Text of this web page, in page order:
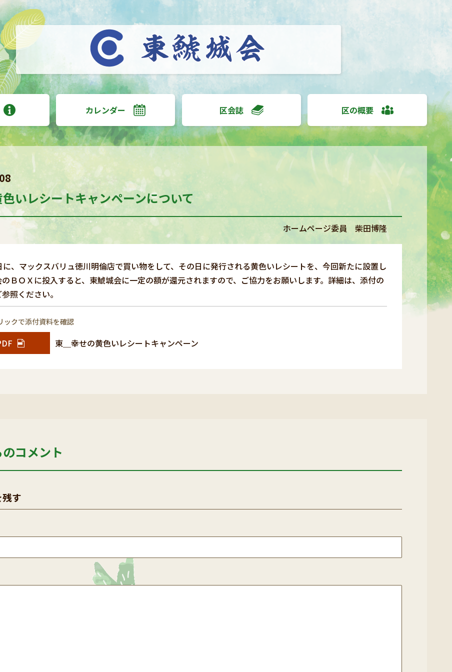
カレンダー 区会誌 区の概要
いレシートキャンペーンについて
ホームページ委員 柴田博隆
に、マックスバリュ徳川明倫店で買い物をして、その日に発行される黄色いレシートを、今回新たに設置し
ＢＯＸに投入すると、東鯱城会に一定の額が還元されますので、ご協力をお願いします。詳細は、添付の
照ください。
ックで添付資料を確認
東＿幸せの黄色いレシートキャンペーン
コメント
す